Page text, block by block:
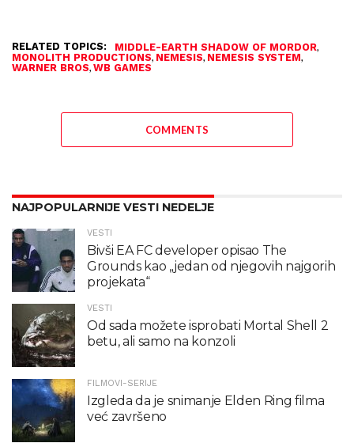
RELATED TOPICS: MIDDLE-EARTH SHADOW OF MORDOR,
MONOLITH PRODUCTIONS, NEMESIS, NEMESIS SYSTEM,
WARNER BROS, WB GAMES
COMMENTS
NAJPOPULARNIJE VESTI NEDELJE
VESTI
Bivši EA FC developer opisao The
Grounds kao „jedan od njegovih najgorih
projekata“
VESTI
Od sada možete isprobati Mortal Shell 2
betu, ali samo na konzoli
FILMOVI-SERIJE
Izgleda da je snimanje Elden Ring filma
već završeno